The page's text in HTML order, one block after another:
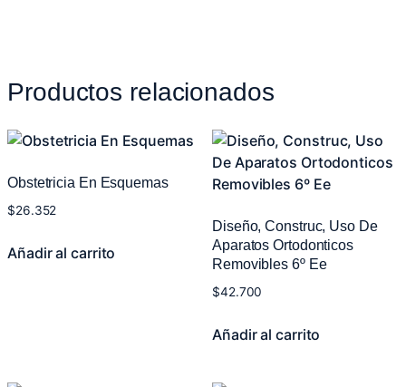
Productos relacionados
Obstetricia En Esquemas
$26.352
Añadir al carrito
Diseño, Construc, Uso De
Aparatos Ortodonticos
Removibles 6º Ee
$42.700
Añadir al carrito